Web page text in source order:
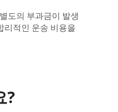
도의 부과금이 발생
리적인 운송 비용을
?